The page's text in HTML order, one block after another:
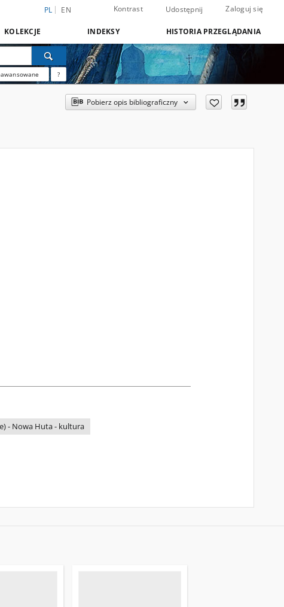
PL EN Kontrast Udostępnij Zaloguj się
KOLEKCJE INDEKSY HISTORIA PRZEGLĄDANIA
?
Pobierz opis bibliograficzny
- Nowa Huta - kultura